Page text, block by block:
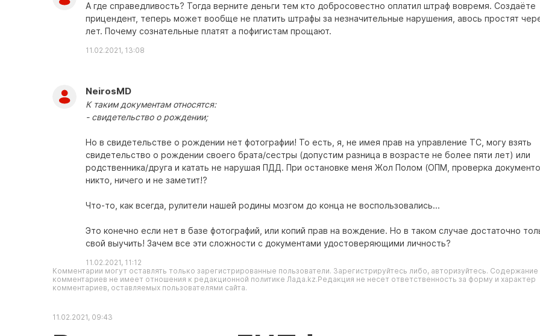
А где справедливость? Тогда верните деньги тем кто добросовестно оплатил штраф вовремя. Создаёте
прицендент, теперь может вообще не платить штрафы за незначительные нарушения, авось простят
лет. Почему сознательные платят а пофигистам прощают.
11.02.2021, 13:08
NeirosMD
К таким документам относятся:
- свидетельство о рождении;
Но в свидетельстве о рождении нет фотографии! То есть, я, не имея прав на управление ТС, могу взять
свидетельство о рождении своего брата/сестры (допустим разница в возрасте не более пяти лет) или
родственника/друга и катать не нарушая ПДД. При остановке меня Жол Полом (ОПМ, проверка
никто, ничего и не заметит!?
Что-то, как всегда, рулители нашей родины мозгом до конца не воспользовались...
Это конечно если нет в базе фотографий, или копий прав на вождение. Но в таком случае достаточно
свой выучить! Зачем все эти сложности с документами удостоверяющими личность?
11.02.2021, 11:12
Комментарии могут оставлять только зарегистрированные пользователи. Зарегистрируйтесь либо, авторизуйтесь. Содержание
комментариев не имеет отношения к редакционной политике Лада.kz.Редакция не несет ответственность за форму и характер
комментариев, оставляемых пользователями сайта.
11.02.2021, 09:43